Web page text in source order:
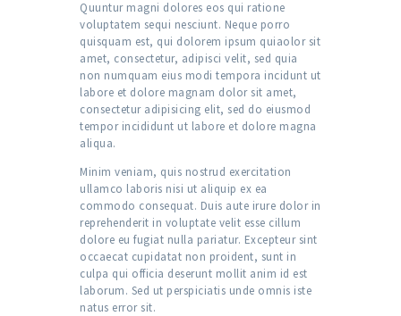
Quuntur magni dolores eos qui ratione
voluptatem sequi nesciunt. Neque porro
quisquam est, qui dolorem ipsum quiaolor sit
amet, consectetur, adipisci velit, sed quia
non numquam eius modi tempora incidunt ut
labore et dolore magnam dolor sit amet,
consectetur adipisicing elit, sed do eiusmod
tempor incididunt ut labore et dolore magna
aliqua.
Minim veniam, quis nostrud exercitation
ullamco laboris nisi ut aliquip ex ea
commodo consequat. Duis aute irure dolor in
reprehenderit in voluptate velit esse cillum
dolore eu fugiat nulla pariatur. Excepteur sint
occaecat cupidatat non proident, sunt in
culpa qui officia deserunt mollit anim id est
laborum. Sed ut perspiciatis unde omnis iste
natus error sit.